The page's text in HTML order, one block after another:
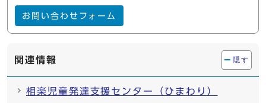
お問い合わせフォーム
関連情報 隠す
相楽児童発達支援センター（ひまわり）